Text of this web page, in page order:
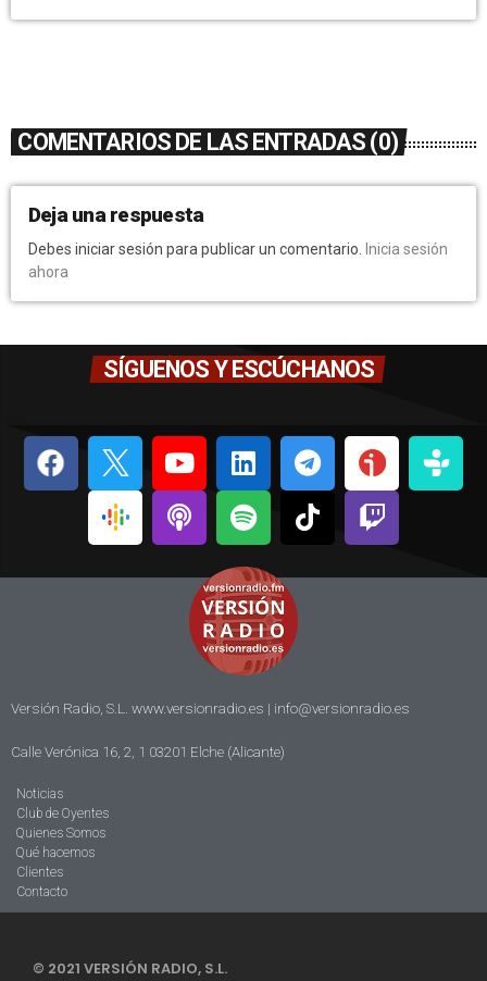
COMENTARIOS DE LAS ENTRADAS (0)
Deja una respuesta
Debes iniciar sesión para publicar un comentario.
Inicia sesión
ahora
SÍGUENOS Y ESCÚCHANOS
Versión Radio, S.L. www.versionradio.es | info@versionradio.es
Calle Verónica 16, 2, 1 03201 Elche (Alicante)
Noticias
Club de Oyentes
Quienes Somos
Qué hacemos
Clientes
Contacto
© 2021 VERSIÓN RADIO, S.L.